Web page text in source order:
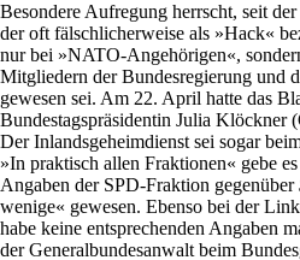
Besondere Aufregung herrscht, seit der
der oft fälschlicherweise als »Hack«
nur bei »NATO-Angehörigen«,
Mitgliedern der Bundesregierung und
gewesen sei. Am 22. April hatte das
Bundestagspräsidentin Julia Klöckner
Der Inlandsgeheimdienst sei sogar
»In praktisch allen Fraktionen« gebe
Angaben der SPD-Fraktion gegenüber
wenige« gewesen. Ebenso bei der
habe keine entsprechenden Angaben
der Generalbundesanwalt beim